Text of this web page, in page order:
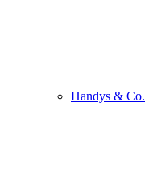
Handys & Co.